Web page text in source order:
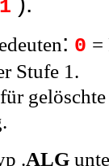
: 0 =
Stufe 1.
für
.ALG